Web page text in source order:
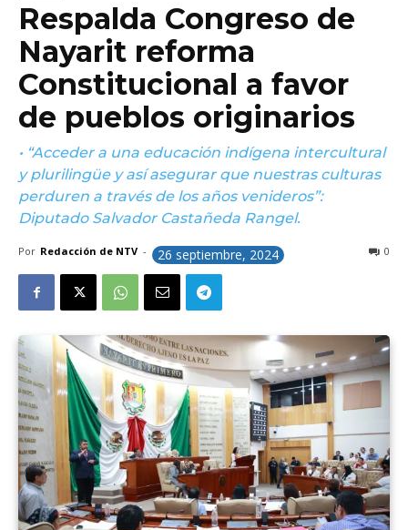
Respalda Congreso de
Nayarit reforma
Constitucional a favor
de pueblos originarios
• “Acceder a una educación indígena intercultural
y plurilingüe y así asegurar que nuestras culturas
perduren a través de los años venideros”:
Diputado Salvador Castañeda Rangel.
Por Redacción de NTV - 26 septiembre, 2024 0